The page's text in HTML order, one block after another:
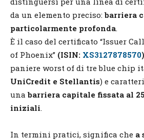
da un elemento preciso:barriera
particolarmente profonda.
È il caso del certificato “Issuer
of Phoenix” (ISIN: XS3127878570)
paniere worst of di tre blue chip
UniCredit e Stellantis) e
unabarriera capitale fissata al
iniziali.
In termini pratici, significa che a